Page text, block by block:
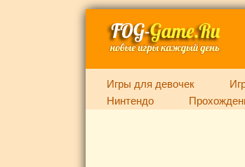
Игры для девочек
Нинтендо